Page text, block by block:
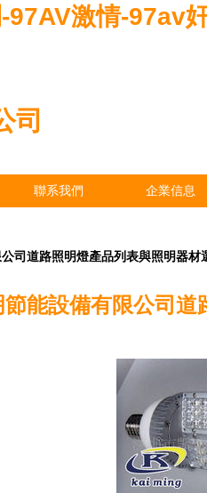
激情-97av
司
聯系我們 企業信息
司道路照明燈產品列表與照明器材
能設備有限公司